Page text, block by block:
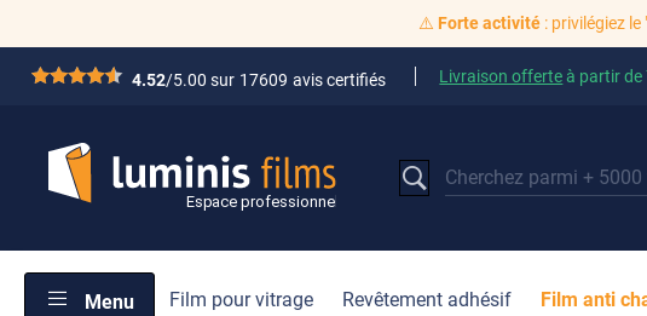
⚠️ Forte activité: privilégiez le
*****4.52/5.00 sur 17609 avis certifiés Livraison offerteà partir de
Menu Film pour vitrage Revêtement adhésif Film anti